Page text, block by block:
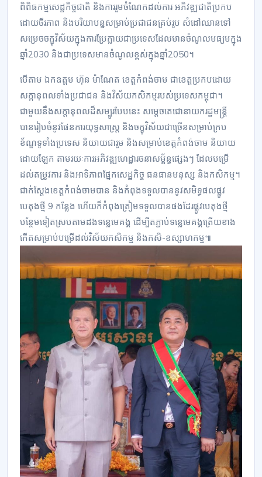
ពិពិធកម្មសេដ្ឋកិច្ចជាតិ និងការរួមចំណែកដល់ការ អភិវឌ្ឍជាតិប្រកប
ដោយចីរភាព និងបរិយាបន្នសម្រាប់ប្រជាជនគ្រប់រូប សំដៅឈានទៅ
សម្រេចចក្ខុវិស័យក្នុងការប្រែក្លាយជាប្រទេសដែលមានចំណូលមធ្យមក្នុង
ឆ្នាំ2030 និងជាប្រទេសមានចំណូលខ្ពស់ក្នុងឆ្នាំ2050។
បើតាម ឯកឧត្តម ហ៊ុន ម៉ាណែត ខេត្តកំពង់ចាម ជាខេត្តប្រកបដោយ
សក្កានុពលទាំងប្រជាជន និងវិស័យកសិកម្មរបស់ប្រទេសកម្ពុជា។
ជាមួយនឹងសក្តានុពលដ៏សម្បូរបែបនេះ សម្តេចតេជោនាយករដ្ឋមន្ត្រី
បានរៀបចំនូវផែនការយុទ្ធសាស្ត្រ និងចក្ខុវិស័យជាច្រើនសម្រាប់ក្រប
ខ័ណ្ឌទូទាំងប្រទេស និយាយជារួម និងសម្រាប់ខេត្តកំពង់ចាម និយាយ
ដោយឡែក តាមរយៈការអភិវឌ្ឍហេដ្ឋារចនាសម្ព័ន្ធផ្សេងៗ ដែលបម្រើ
ដល់តម្រូវការ និងអាទិភាពផ្នែកសេដ្ឋកិច្ច ធនធានមនុស្ស និងកសិកម្ម។
ជាក់ស្តែងខេត្តកំពង់ចាមបាន និងកំពុងទទួលបាននូវសមិទ្ធផលផ្លូវ
បេតុងថ្មី 9 កន្លែង ហើយក៏កំពុងត្រៀមទទួលបានផងដែរផ្លូវបេតុងថ្មី
បន្ថែមទៀតស្របតាមដងទន្លេមេគង្គ ដើម្បីតភ្ជាប់ទន្លេមេគង្គត្រើយខាង
កើតសម្រាប់បម្រើដល់វិស័យកសិកម្ម និងកសិ-ឧស្សាហកម្ម៕